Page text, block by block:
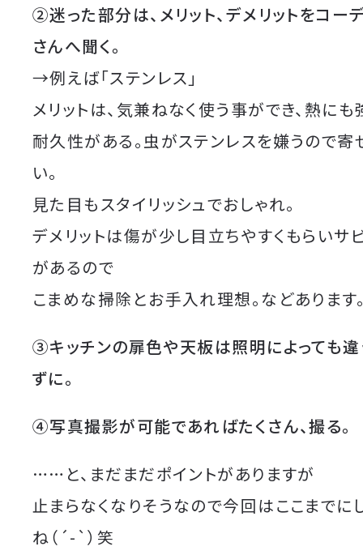
②迷った部分は、メリット、デメリットをコー
さんへ聞く。
→例えば「ステンレス」
メリットは、気兼ねなく使う事ができ、熱にも
耐久性がある。虫がステンレスを嫌うので寄
い。
見た目もスタイリッシュでおしゃれ。
デメリットは傷が少し目立ちやすくもらいサ
があるので
こまめな掃除とお手入れ理想。などあります
③キッチンの扉色や天板は照明によっても
ずに。
④写真撮影が可能であればたくさん、撮る。
……と、まだまだポイントがありますが
止まらなくなりそうなので今回はここまでに
ね（´-`）笑